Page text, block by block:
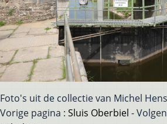
Foto's uit de collectie van Michel
Vorige pagina : Sluis Oberbiel -